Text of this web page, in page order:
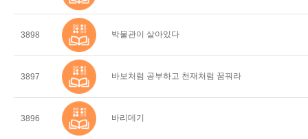
3898 박물관이 살아있다
3897 바보처럼 공부하고 천재처럼 꿈꿔라
3896 바리데기